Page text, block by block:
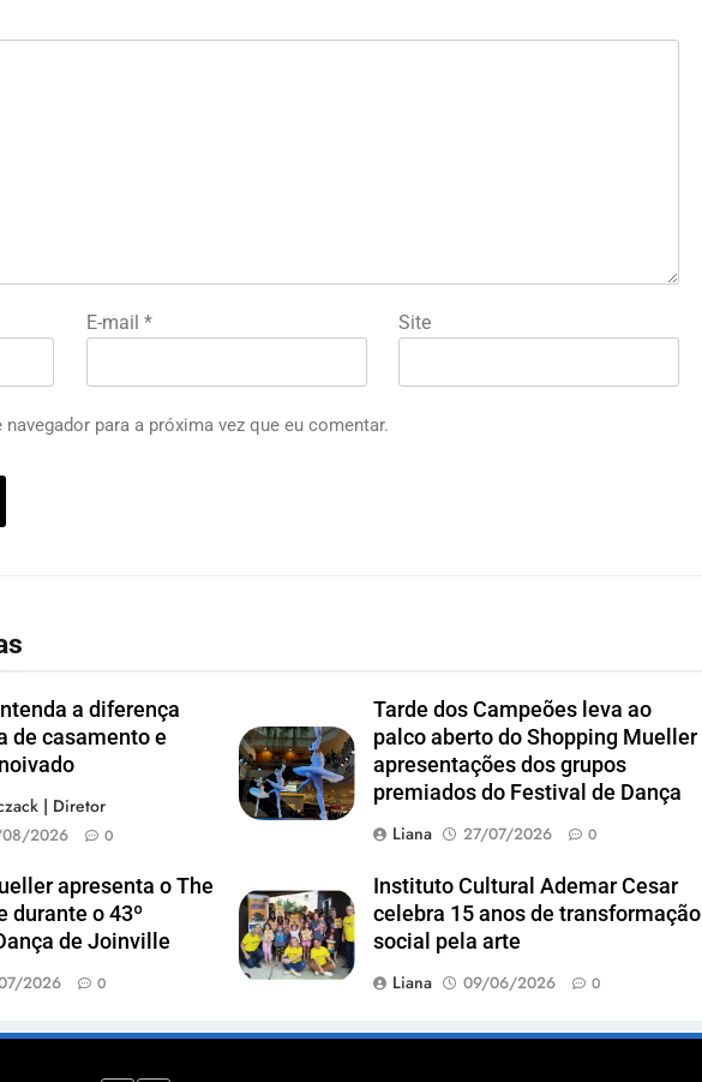
E-mail * Site
para a próxima vez que eu comentar.
a diferença
de casamento e
| Diretor
2026 0
Tarde dos Campeões leva ao
palco aberto do Shopping Mueller
apresentações dos grupos
premiados do Festival de Dança
Liana
27/07/2026 0
apresenta o The
durante o 43º
de Joinville
2026 0
Instituto Cultural Ademar Cesar
celebra 15 anos de transformação
social pela arte
Liana
09/06/2026 0